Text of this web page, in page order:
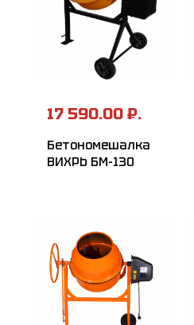
17 590.00 ₽.
Бетономешалка
ВИХРЬ БМ-130